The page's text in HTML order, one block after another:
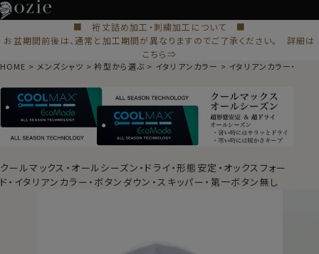
■ 裄丈詰め加工・刺繍加工について ■
お盆期間前後は、通常と加工期間が異なりますのでご了承ください。 詳細は
こちら⇒
HOME メンズシャツ 衿型から選ぶ イタリアンカラー イタリアンカラー・スキ
クールマックス・オールシーズン・ドライ・形態安定・オックスフォー
ド・イタリアンカラー・ボタンダウン・スキッパー・第一ボタン無し